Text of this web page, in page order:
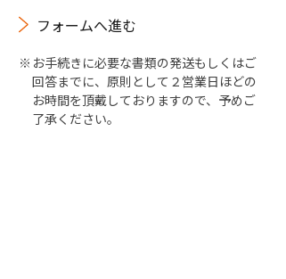
フォームへ進む
お手続きに必要な書類の発送もしくはご
回答までに、原則として２営業日ほどの
お時間を頂戴しておりますので、予めご
了承ください。